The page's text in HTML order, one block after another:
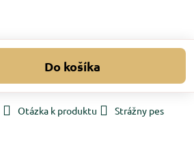
Do košíka
Otázka k produktu
Strážny pes